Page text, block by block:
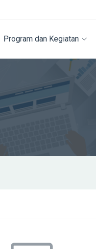
Program dan Kegiatan